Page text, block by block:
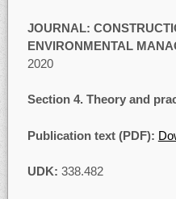
JOURNAL:
ENVIRONMENTAL
2020
Section 4. Theory and
Publication text (PDF):
UDK: 338.482